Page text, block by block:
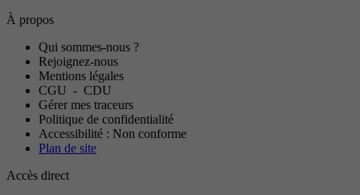
À propos
Qui sommes-nous ?
Rejoignez-nous
Mentions légales
CGU - CDU
Gérer mes traceurs
Politique de confidentialité
Accessibilité : Non conforme
Plan de site
Accès direct